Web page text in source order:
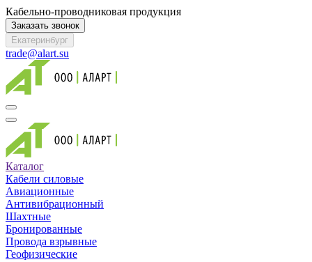
Кабельно-проводниковая продукция
Заказать звонок
Екатеринбург
trade@alart.su
Каталог
Кабели силовые
Авиационные
Антивибрационный
Шахтные
Бронированные
Провода взрывные
Геофизические